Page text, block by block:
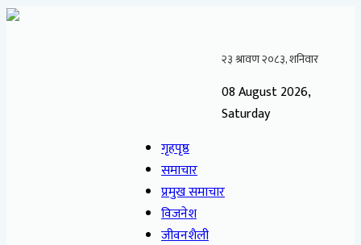
08 August 2026,
Saturday
गृहपृष्ठ
समाचार
प्रमुख समाचार
विजनेश
जीवनशैली